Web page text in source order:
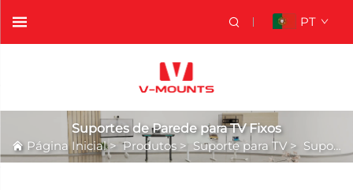
PT
Suportes de Parede para TV Fixos
Página Inicial>Produtos > Suporte para TV> Suportes de Parede para TV Fixos